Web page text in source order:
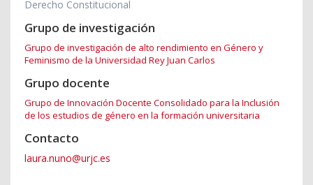
Derecho Constitucional
Grupo de investigación
Grupo de investigación de alto rendimiento en Género y
Feminismo de la Universidad Rey Juan Carlos
Grupo docente
Grupo de Innovación Docente Consolidado para la Inclusión
de los estudios de género en la formación universitaria
Contacto
laura.nuno@urjc.es